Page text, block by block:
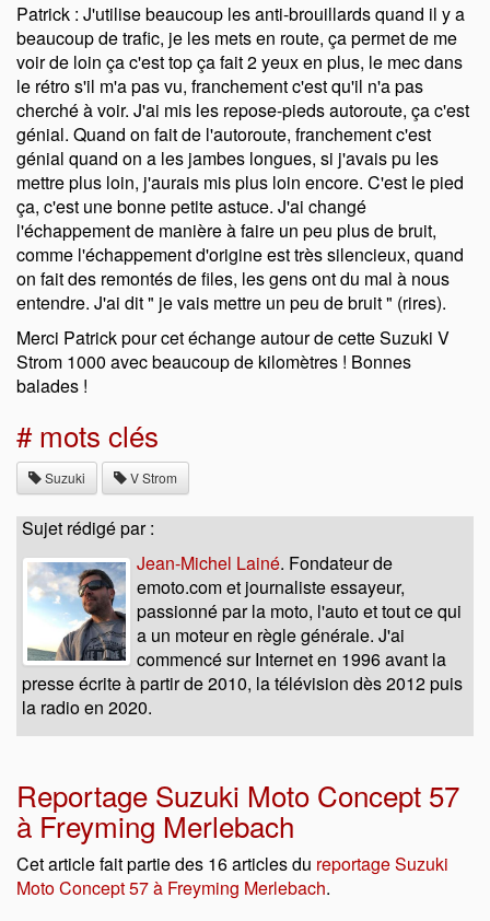
Patrick : J'utilise beaucoup les anti-brouillards quand il y a
beaucoup de trafic, je les mets en route, ça permet de me
voir de loin ça c'est top ça fait 2 yeux en plus, le mec dans
le rétro s'il m'a pas vu, franchement c'est qu'il n'a pas
cherché à voir. J'ai mis les repose-pieds autoroute, ça c'est
génial. Quand on fait de l'autoroute, franchement c'est
génial quand on a les jambes longues, si j'avais pu les
mettre plus loin, j'aurais mis plus loin encore. C'est le pied
ça, c'est une bonne petite astuce. J'ai changé
l'échappement de manière à faire un peu plus de bruit,
comme l'échappement d'origine est très silencieux, quand
on fait des remontés de files, les gens ont du mal à nous
entendre. J'ai dit
je vais mettre un peu de bruit
(rires).
Merci Patrick pour cet échange autour de cette Suzuki V
Strom 1000 avec beaucoup de kilomètres ! Bonnes
balades !
# mots clés
Suzuki V Strom
Sujet rédigé par :
Jean-Michel Lainé. Fondateur de
emoto.com et journaliste essayeur,
passionné par la moto, l'auto et tout ce qui
a un moteur en règle générale. J'ai
commencé sur Internet en 1996 avant la
presse écrite à partir de 2010, la télévision dès 2012 puis
la radio en 2020.
Reportage Suzuki Moto Concept 57
à Freyming Merlebach
Cet article fait partie des 16 articles du reportage Suzuki
Moto Concept 57 à Freyming Merlebach.